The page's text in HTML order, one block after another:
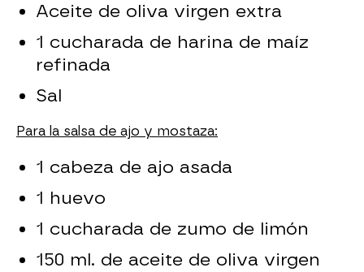
Aceite de oliva virgen extra
1 cucharada de harina de maíz
refinada
Sal
Para la salsa de ajo y mostaza:
1 cabeza de ajo asada
1 huevo
1 cucharada de zumo de limón
150 ml. de aceite de oliva virgen